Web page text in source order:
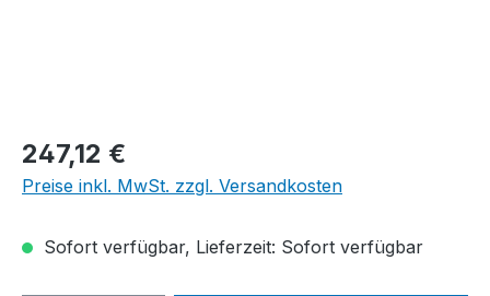
Regulärer Preis:
247,12 €
Preise inkl. MwSt. zzgl. Versandkosten
Sofort verfügbar, Lieferzeit: Sofort verfügbar